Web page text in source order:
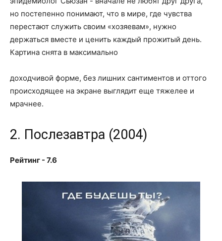
но постепенно понимают, что в мире, где чувства
перестают служить своим «хозяевам», нужно
держаться вместе и ценить каждый прожитый день.
Картина снята в максимально
доходчивой форме, без лишних сантиментов и оттого
происходящее на экране выглядит еще тяжелее и
мрачнее.
2. Послезавтра (2004)
Рейтинг - 7.6